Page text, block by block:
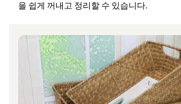
을 쉽게 꺼내고 정리할 수 있습니다.